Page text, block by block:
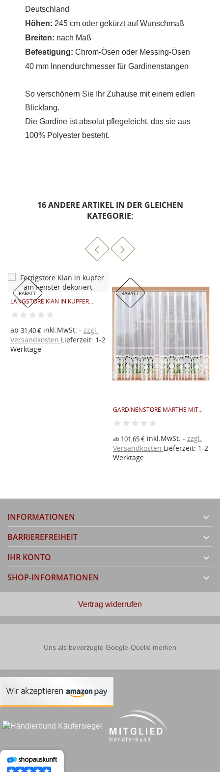
Deutschland
Höhen: 245 cm oder gekürzt auf Wunschmaß
Breiten: nach Maß
Befestigung: Chrom-Ösen oder Messing-Ösen
40 mm Innendurchmesser für Gardinenstangen
So verschönern Sie Ihr Zuhause mit einem edlen
Blickfang.
Die Gardine ist absolut pflegeleicht, das sie aus
100% Polyester besteht.
16 ANDERE ARTIKEL IN DER GLEICHEN
KATEGORIE:
RABATT
LANGSTORE KIAN IN KUPFER...
ab 31,40 €inkl.MwSt.
zzgl.
Versandkosten Lieferzeit: 1-2
Werktage
RABATT
GARDINENSTORE MARTHE MIT...
ab 101,65 €inkl.MwSt.
zzgl.
Versandkosten Lieferzeit: 1-2
Werktage
INFORMATIONEN 
BARRIEREFREIHEIT 
IHR KONTO 
SHOP-INFORMATIONEN 
Vertrag widerrufen
Uns als bevorzugte Google-Quelle merken